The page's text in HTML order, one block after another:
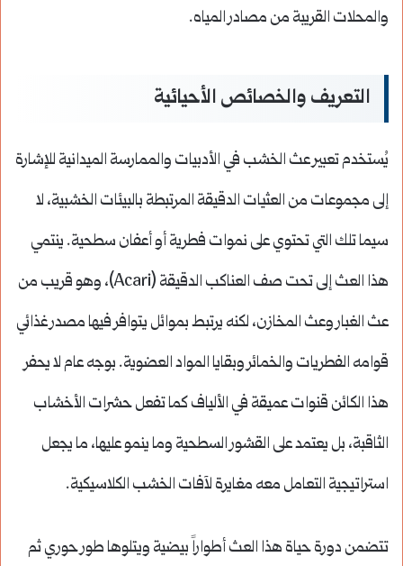
والمحلات القريبة من مصادر المياه.
التعريف والخصائص الأحيائية
يُستخدم تعبير عث الخشب في الأدبيات والممارسة الميدانية للإشارة
إلى مجموعات من العثيات الدقيقة المرتبطة بالبيئات الخشبية، لا
سيما تلك التي تحتوي على نموات فطرية أو أعفان سطحية. ينتمي
هذا العث إلى تحت صف العناكب الدقيقة (Acari)، وهو قريب من
عث الغبار وعث المخازن، لكنه يرتبط بموائل يتوافر فيها مصدر غذائي
قوامه الفطريات والخمائر وبقايا المواد العضوية. بوجه عام لا يحفر
هذا الكائن قنوات عميقة في الألياف كما تفعل حشرات الأخشاب
الثاقبة، بل يعتمد على القشور السطحية وما ينمو عليها، ما يجعل
استراتيجية التعامل معه مغايرة لآفات الخشب الكلاسيكية.
تتضمن دورة حياة هذا العث أطواراً بيضية ويتلوها طور حوري ثم